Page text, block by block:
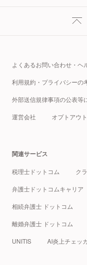
よくあるお問い合わせ・ヘ
利用規約・プライバシーの
外部送信規律事項の公表等
運営会社 オプトアウ
関連サービス
税理士ドットコム ク
弁護士ドットコムキャリア
相続弁護士 ドットコム
離婚弁護士 ドットコム
UNITIS AI炎上チェッ